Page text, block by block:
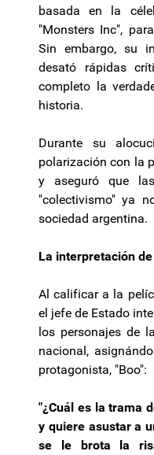
basada en la
"Monsters Inc",
Sin embargo, su
desató rápidas
completo la
historia.
Durante su
polarización con la
y aseguró que
"colectivismo" ya
sociedad argentina.
La interpretación
Al calificar a la
el jefe de Estado
los personajes de
nacional,
protagonista, "Boo":
"¿Cuál es la trama
y quiere asustar a
se le brota la